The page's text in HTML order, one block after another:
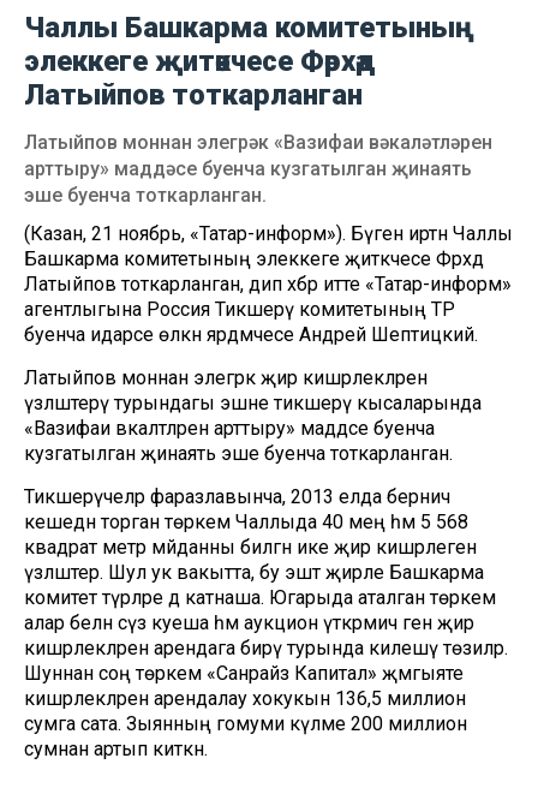
Чаллы Башкарма комитетының
элеккеге җитәкчесе Фәрхәд
Латыйпов тоткарланган
Латыйпов моннан элегрәк «Вазифаи вәкаләтләрен
арттыру» маддәсе буенча кузгатылган җинаять
эше буенча тоткарланган.
(Казан, 21 ноябрь, «Татар-информ»). Бүген иртән Чаллы
Башкарма комитетының элеккеге җитәкчесе Фәрхәд
Латыйпов тоткарланган, дип хәбәр итте «Татар-информ»
агентлыгына Россия Тикшерү комитетының ТР
буенча идарәсе өлкән ярдәмчесе Андрей Шептицкий.
Латыйпов моннан элегрәк җир кишәрлекләрен
үзләштерү турындагы эшне тикшерү кысаларында
«Вазифаи вәкаләтләрен арттыру» маддәсе буенча
кузгатылган җинаять эше буенча тоткарланган.
Тикшерүчеләр фаразлавынча, 2013 елда берничә
кешедән торган төркем Чаллыда 40 мең һәм 5 568
квадрат метр мәйданны биләгән ике җир кишәрлеген
үзләштерә. Шул ук вакытта, бу эштә җирле Башкарма
комитет түрәләре дә катнаша. Югарыда аталган төркем
алар белән сүз куеша һәм аукцион үткәрмичә генә җир
кишәрлекләрен арендага бирү турында килешү төзиләр.
Шуннан соң төркем «Санрайз Капитал» җәмгыяте
кишәрлекләрен арендалау хокукын 136,5 миллион
сумга сата. Зыянның гомуми күләме 200 миллион
сумнан артып киткән.